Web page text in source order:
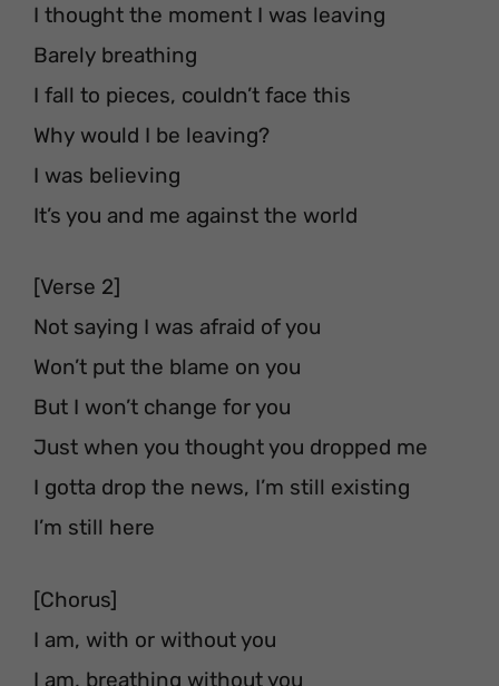
I thought the moment I was leaving
Barely breathing
I fall to pieces, couldn’t face this
Why would I be leaving?
I was believing
It’s you and me against the world
[Verse 2]
Not saying I was afraid of you
Won’t put the blame on you
But I won’t change for you
Just when you thought you dropped me
I gotta drop the news, I’m still existing
I’m still here
[Chorus]
I am, with or without you
I am, breathing without you